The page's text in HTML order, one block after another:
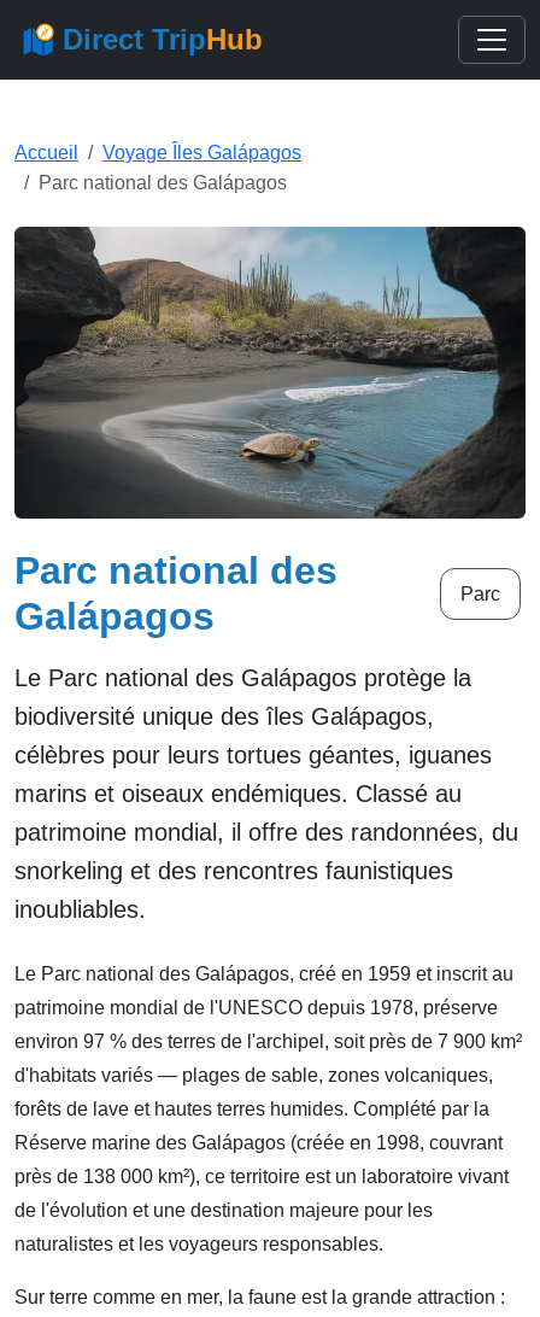
Direct TripHub
Accueil
Voyage Îles Galápagos
Parc national des Galápagos
Parc national des
Galápagos
Parc
Le Parc national des Galápagos protège la
biodiversité unique des îles Galápagos,
célèbres pour leurs tortues géantes, iguanes
marins et oiseaux endémiques. Classé au
patrimoine mondial, il offre des randonnées, du
snorkeling et des rencontres faunistiques
inoubliables.
Le Parc national des Galápagos, créé en 1959 et inscrit au
patrimoine mondial de l'UNESCO depuis 1978, préserve
environ 97 % des terres de l'archipel, soit près de 7 900 km²
d'habitats variés — plages de sable, zones volcaniques,
forêts de lave et hautes terres humides. Complété par la
Réserve marine des Galápagos (créée en 1998, couvrant
près de 138 000 km²), ce territoire est un laboratoire vivant
de l'évolution et une destination majeure pour les
naturalistes et les voyageurs responsables.
Sur terre comme en mer, la faune est la grande attraction :